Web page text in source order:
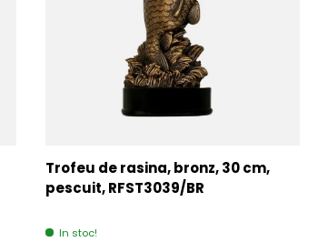
Trofeu de rasina, bronz, 30 cm,
pescuit, RFST3039/BR
In stoc!